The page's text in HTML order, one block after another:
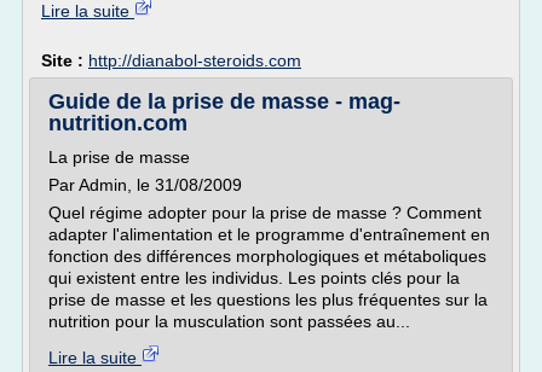
Lire la suite
Site : http://dianabol-steroids.com
Guide de la prise de masse - mag-
nutrition.com
La prise de masse
Par Admin, le 31/08/2009
Quel régime adopter pour la prise de masse ? Comment
adapter l'alimentation et le programme d'entraînement en
fonction des différences morphologiques et métaboliques
qui existent entre les individus. Les points clés pour la
prise de masse et les questions les plus fréquentes sur la
nutrition pour la musculation sont passées au...
Lire la suite